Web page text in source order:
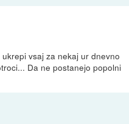
vsaj za nekaj ur dnevno
Da ne postanejo popolni